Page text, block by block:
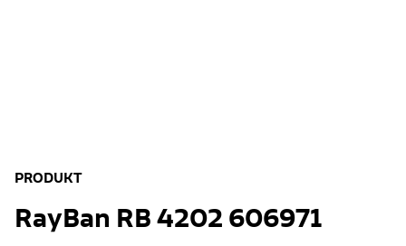
PRODUKT
RayBan RB 4202 606971